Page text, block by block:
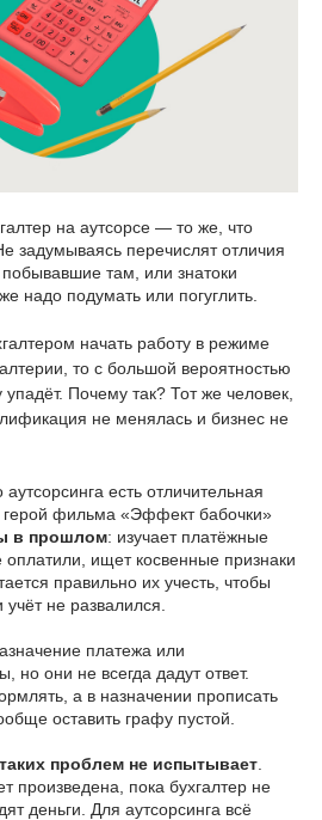
на аутсорсе — то же, что
задумываясь перечислят отличия
там, или знатоки
надо подумать или погуглить.
начать работу в режиме
то с большой вероятностью
упадёт. Почему так? Тот же человек,
не менялась и бизнес не
аутсорсинга есть отличительная
герой фильма «Эффект бабочки»
в прошлом: изучает платёжные
ищет косвенные признаки
правильно их учесть, чтобы
не развалился.
платежа или
но они не всегда дадут ответ.
а в назначении прописать
оставить графу пустой.
проблем не испытывает
произведена, пока бухгалтер не
деньги. Для аутсорсинга всё